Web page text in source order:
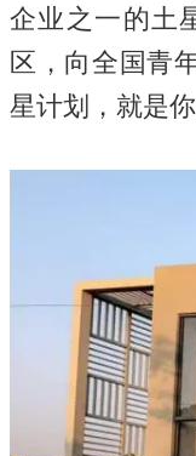
企业之一的土
区，向全国青
星计划，就是你